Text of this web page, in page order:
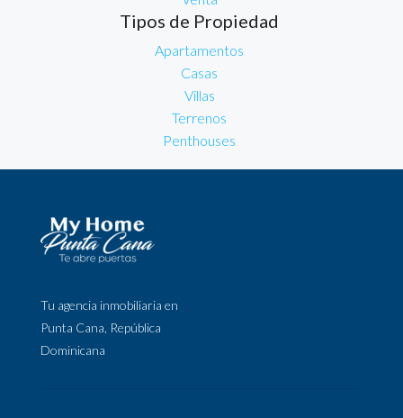
Tipos de Propiedad
Apartamentos
Casas
Villas
Terrenos
Penthouses
Tu agencia inmobiliaria en
Punta Cana, República
Dominicana